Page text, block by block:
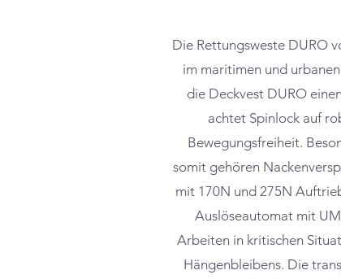
Die Rettungsweste DURO
im maritimen und
die Deckvest DURO
achtet Spinlock auf
Bewegungsfreiheit.
somit gehören
mit 170N und 275N
Auslöseautomat mit
Arbeiten in kritischen
Hängenbleibens. Die